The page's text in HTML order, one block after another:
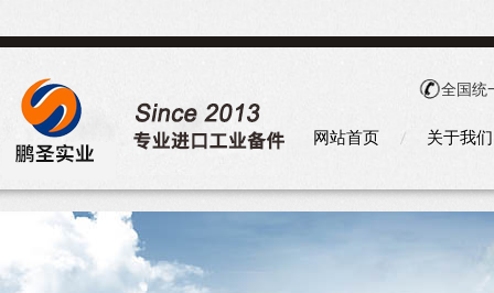
全国统
网站首页 关于我们